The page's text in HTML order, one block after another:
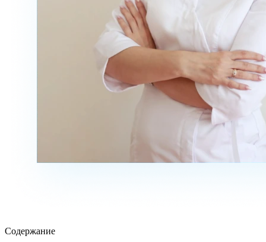
Содержание